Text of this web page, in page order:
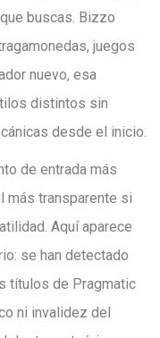
buscas. Bizzo
juegos
nuevo, esa
distintos sin
desde el inicio.
de entrada más
más transparente si
Aquí aparece
se han detectado
títulos de Pragmatic
ni invalidez del